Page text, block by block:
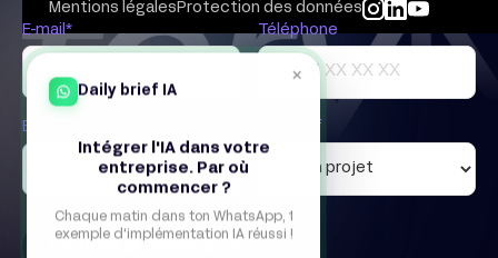
Mentions légales Protection des données
E-mail*
Téléphone
Entreprise Objectif
×
Daily brief IA
Intégrer l'IA dans votre
entreprise. Par où
commencer ?
Chaque matin dans ton WhatsApp, 1
exemple d'implémentation IA réussi !